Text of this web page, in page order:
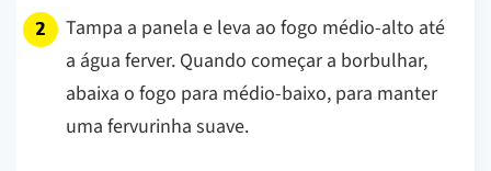
Tampa a panela e leva ao fogo médio-alto até
a água ferver. Quando começar a borbulhar,
abaixa o fogo para médio-baixo, para manter
uma fervurinha suave.